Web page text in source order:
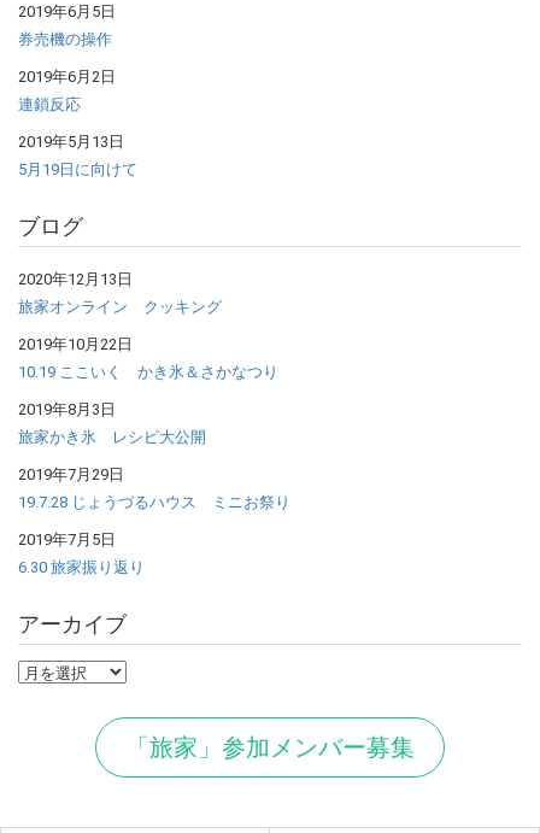
2019年6月5日
券売機の操作
2019年6月2日
連鎖反応
2019年5月13日
5月19日に向けて
ブログ
2020年12月13日
旅家オンライン クッキング
2019年10月22日
10.19 ここいく かき氷＆さかなつり
2019年8月3日
旅家かき氷 レシピ大公開
2019年7月29日
19.7.28 じょうづるハウス ミニお祭り
2019年7月5日
6.30 旅家振り返り
アーカイブ
ア
「旅家」参加メンバー募集